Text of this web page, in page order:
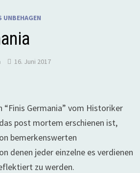
UNBEHAGEN
16. Juni 2017
“Finis Germania” vom Historiker
post mortem erschienen ist,
bemerkenswerten
denen jeder einzelne es verdienen
zu werden.